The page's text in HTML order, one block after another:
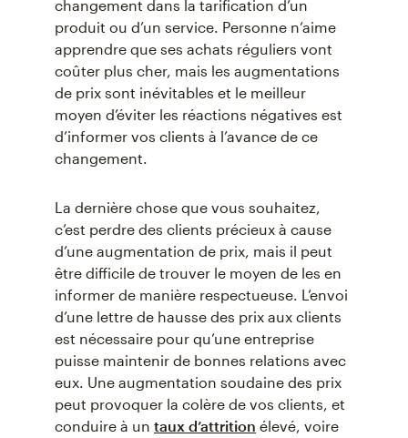
changement dans la tarification d’un
produit ou d’un service. Personne n’aime
apprendre que ses achats réguliers vont
coûter plus cher, mais les augmentations
de prix sont inévitables et le meilleur
moyen d’éviter les réactions négatives est
d’informer vos clients à l’avance de ce
changement.
La dernière chose que vous souhaitez,
c’est perdre des clients précieux à cause
d’une augmentation de prix, mais il peut
être difficile de trouver le moyen de les en
informer de manière respectueuse. L’envoi
d’une lettre de hausse des prix aux clients
est nécessaire pour qu’une entreprise
puisse maintenir de bonnes relations avec
eux. Une augmentation soudaine des prix
peut provoquer la colère de vos clients, et
conduire à un taux d’attrition élevé, voire